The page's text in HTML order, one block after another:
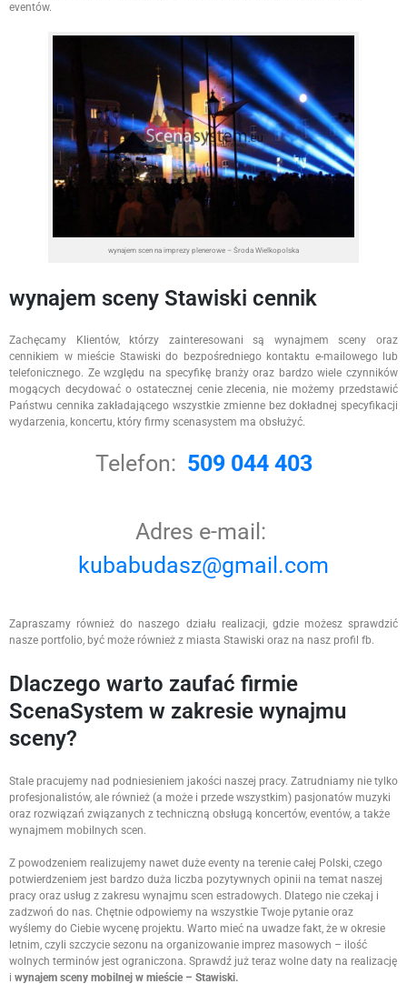
eventów.
wynajem scen na imprezy plenerowe – Środa Wielkopolska
wynajem sceny Stawiski cennik
Zachęcamy Klientów, którzy zainteresowani są wynajmem sceny oraz
cennikiem w mieście Stawiski do bezpośredniego kontaktu e-mailowego lub
telefonicznego. Ze względu na specyfikę branży oraz bardzo wiele czynników
mogących decydować o ostatecznej cenie zlecenia, nie możemy przedstawić
Państwu cennika zakładającego wszystkie zmienne bez dokładnej specyfikacji
wydarzenia, koncertu, który firmy scenasystem ma obsłużyć.
Telefon: 509 044 403
Adres e-mail:
kubabudasz@gmail.com
Zapraszamy również do naszego działu realizacji, gdzie możesz sprawdzić
nasze portfolio, być może również z miasta Stawiski oraz na nasz profil fb.
Dlaczego warto zaufać firmie
ScenaSystem w zakresie wynajmu
sceny?
Stale pracujemy nad podniesieniem jakości naszej pracy. Zatrudniamy nie tylko
profesjonalistów, ale również (a może i przede wszystkim) pasjonatów muzyki
oraz rozwiązań związanych z techniczną obsługą koncertów, eventów, a także
wynajmem mobilnych scen.
Z powodzeniem realizujemy nawet duże eventy na terenie całej Polski, czego
potwierdzeniem jest bardzo duża liczba pozytywnych opinii na temat naszej
pracy oraz usług z zakresu wynajmu scen estradowych. Dlatego nie czekaj i
zadzwoń do nas. Chętnie odpowiemy na wszystkie Twoje pytanie oraz
wyślemy do Ciebie wycenę projektu. Warto mieć na uwadze fakt, że w okresie
letnim, czyli szczycie sezonu na organizowanie imprez masowych – ilość
wolnych terminów jest ograniczona. Sprawdź już teraz wolne daty na realizację
i wynajem sceny mobilnej w mieście – Stawiski.